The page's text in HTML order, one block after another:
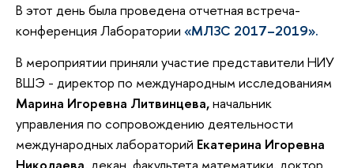
В этот день была проведена отчетная встреча-
конференция Лаборатории «МЛЗС 2017–2019».
В мероприятии приняли участие представители НИУ
ВШЭ - директор по международным исследованиям
Марина Игоревна Литвинцева,начальник
управления по сопровождению деятельности
международных лабораторий Екатерина Игоревна